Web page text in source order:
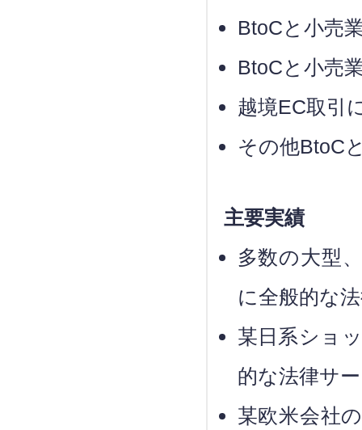
BtoCと小売
BtoCと小売
越境EC取引
その他BtoC
主要実績
多数の大型
に全般的な
某日系ショ
的な法律サ
某欧米会社